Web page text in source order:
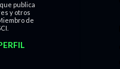
publica
y otros
de